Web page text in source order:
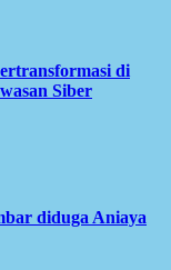
di
Siber
diduga Aniaya